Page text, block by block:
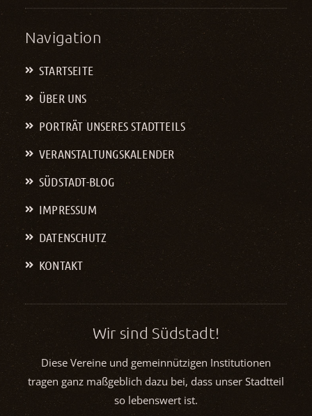
Navigation
STARTSEITE
ÜBER UNS
PORTRÄT UNSERES STADTTEILS
VERANSTALTUNGS­KALENDER
SÜDSTADT-BLOG
IMPRESSUM
DATENSCHUTZ
KONTAKT
Wir sind Südstadt!
Diese Vereine und gemeinnützigen Institutionen
tragen ganz maßgeblich dazu bei, dass unser Stadtteil
so lebenswert ist.